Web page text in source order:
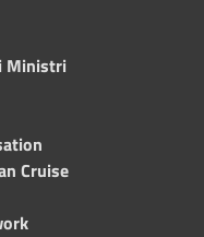
Ministri
Cruise